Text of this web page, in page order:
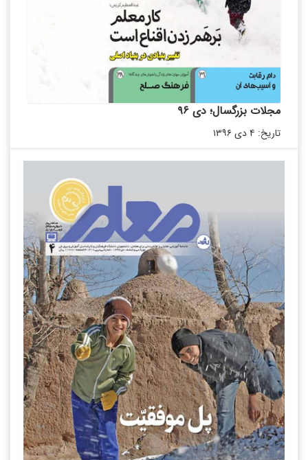
مجلات بزرگسال؛ دی ۹۶
تاریخ: ۴ دی ۱۳۹۶